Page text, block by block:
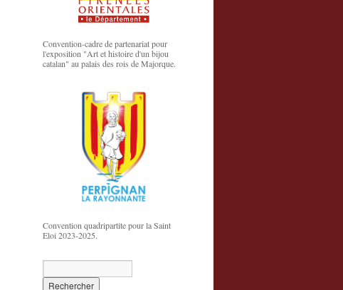
Convention-cadre de partenariat pour
l'exposition "Art et histoire d'un bijou
catalan" au palais des rois de Majorque.
Convention quadripartite pour la Saint
Eloi 2023-2025.